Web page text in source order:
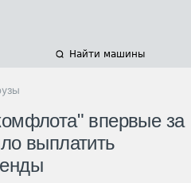
Найти машины
впервые за
выплатить